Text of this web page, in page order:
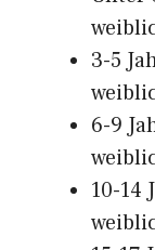
3-5
6-9
10-14